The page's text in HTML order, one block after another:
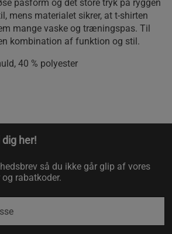
pasform og det store tryk på ryggen
mens materialet sikrer, at t-shirten
mange vaske og træningspas. Til
kombination af funktion og stil.
40 % polyester
her!
så du ikke går glip af vores
rabatkoder.